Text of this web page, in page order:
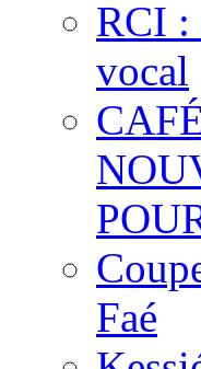
RCI :
vocal
Faé